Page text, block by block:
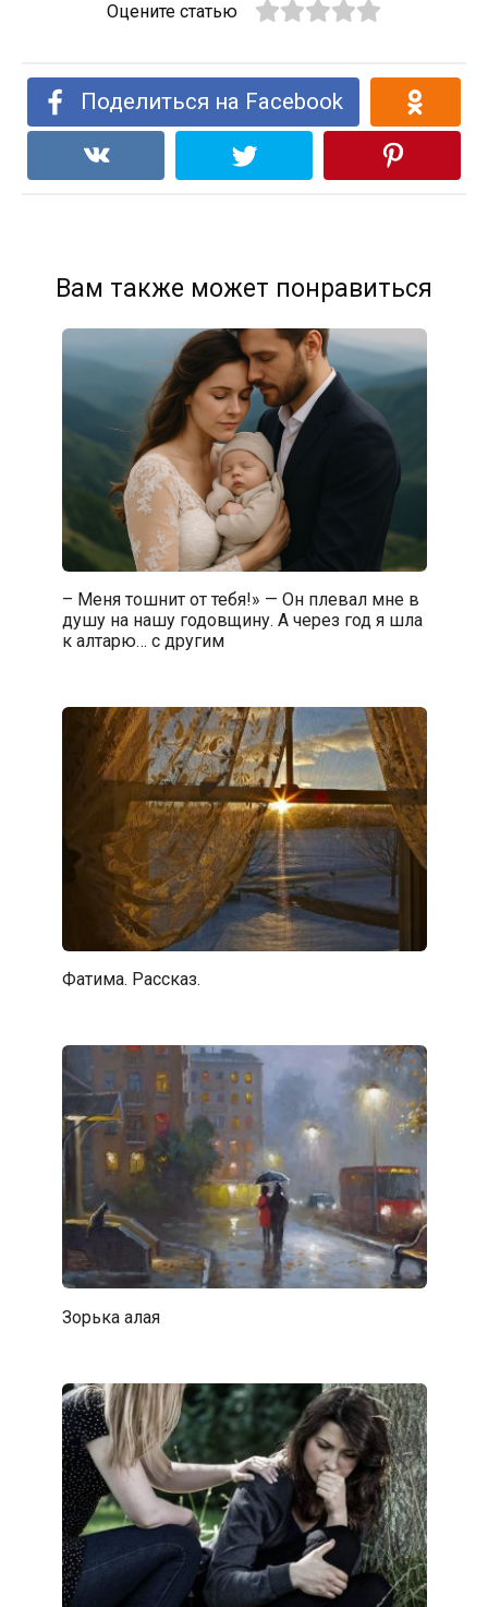
Оцените статью
Поделиться на Facebook
Вам также может понравиться
– Меня тошнит от тебя!» — Он плевал мне в
душу на нашу годовщину. А через год я шла
к алтарю… с другим
Фатима. Рассказ.
Зорька алая